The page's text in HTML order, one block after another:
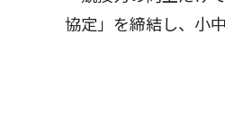
協定」を締結し、小